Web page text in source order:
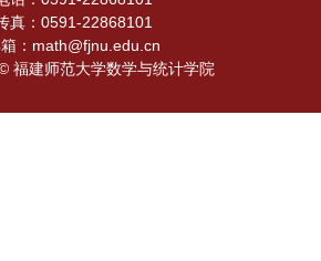
真：0591-22868101
：math@fjnu.edu.cn
福建师范大学数学与统计学院